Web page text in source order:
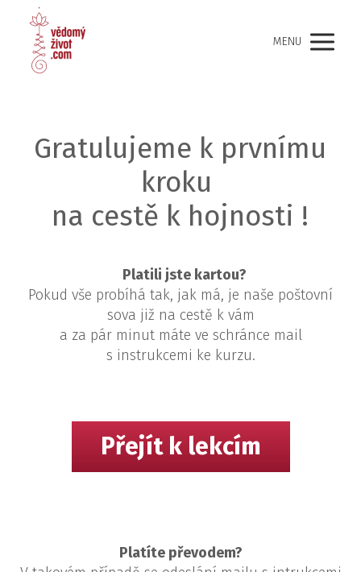
MENU
Gratulujeme k prvnímu
kroku
na cestě k hojnosti !
Platili jste kartou?
Pokud vše probíhá tak, jak má, je naše poštovní
sova již na cestě k vám
a za pár minut máte ve schránce mail
s instrukcemi ke kurzu.
Přejít k lekcím
Platíte převodem?